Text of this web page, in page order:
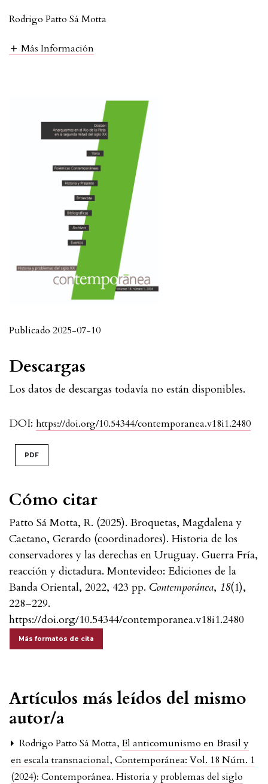
Rodrigo Patto Sá Motta
Más Información
DOI: https://doi.org/10.54344/contemporanea.v18i1.2480
Publicado 2025-07-10
Cómo citar
Patto Sá Motta, R. (2025). Broquetas, Magdalena y
Caetano, Gerardo (coordinadores). Historia de los
conservadores y las derechas en Uruguay. Guerra Fría,
reacción y dictadura. Montevideo: Ediciones de la
Banda Oriental, 2022, 423 pp. Contemporánea, 18(1),
228–229.
https://doi.org/10.54344/contemporanea.v18i1.2480
Más formatos de cita
PDF
Descargas
Los datos de descargas todavía no están disponibles.
Artículos más leídos del mismo
autor/a
Rodrigo Patto Sá Motta,El anticomunismo en Brasil y
en escala transnacional, Contemporánea: Vol. 18 Núm. 1
(2024): Contemporánea. Historia y problemas del siglo